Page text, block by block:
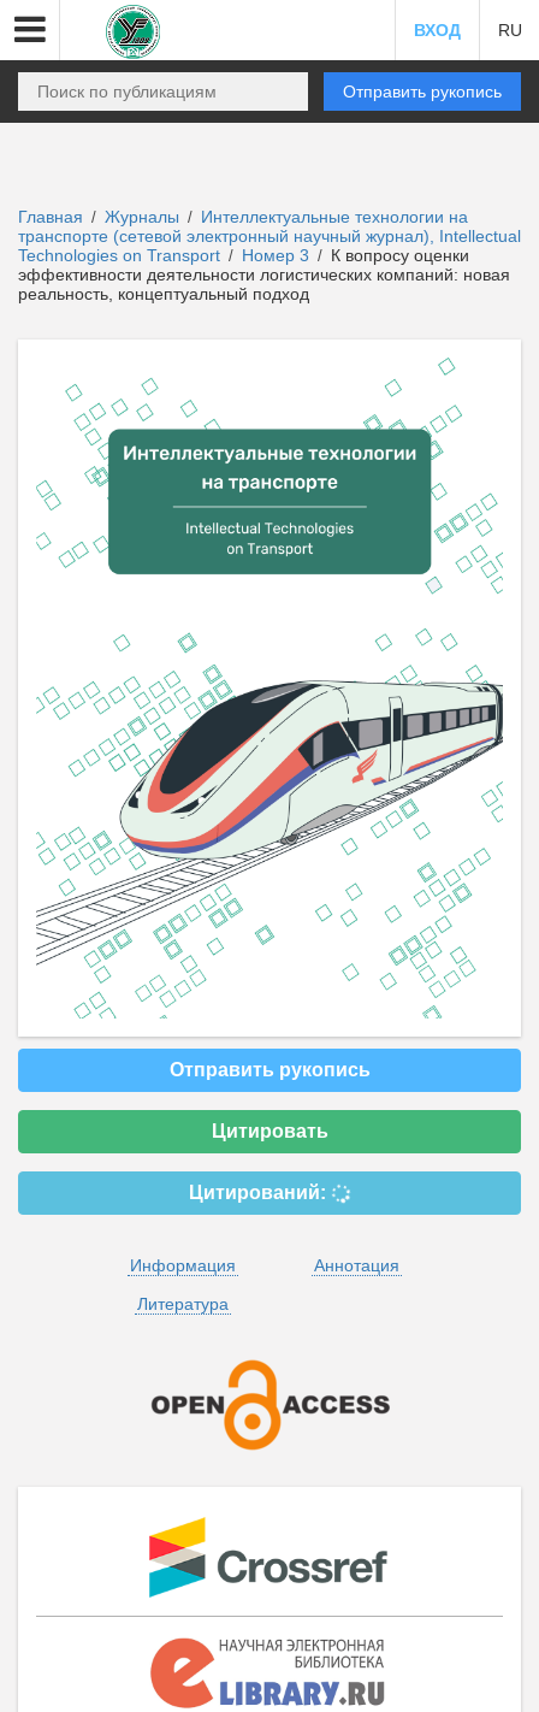
ВХОД RU
Отправить рукопись
Главная / Журналы / Интеллектуальные технологии на
транспорте (сетевой электронный научный журнал), Intellectual
Technologies on Transport / Номер 3 / К вопросу оценки
эффективности деятельности логистических компаний: новая
реальность, концептуальный подход
Отправить рукопись
Цитировать
Цитирований:
Информация
Аннотация
Литература